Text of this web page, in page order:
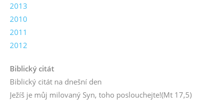
2013
2010
2011
2012
Biblický citát
Biblický citát na dnešní den
Ježíš je můj milovaný Syn, toho poslouchejte!(Mt 17,5)